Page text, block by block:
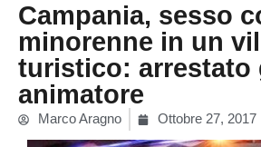
Campania, sesso
minorenne in un
turistico: arrestato
animatore
Marco Aragno Ottobre 27, 2017